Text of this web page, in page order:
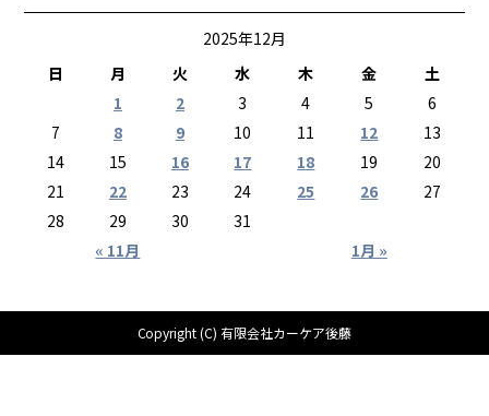
2025年12月
日
月 火 水 木 金 土
« 11月 1月 »
1 2 3 4 5
6
7
8 9 10 11 12
13
14
15 16 17 18 19
20
21
22 23 24 25 26
27
28
29 30 31
Copyright (C) 有限会社カーケア後藤